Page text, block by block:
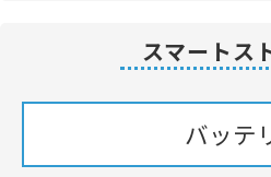
スマートス
バッテ